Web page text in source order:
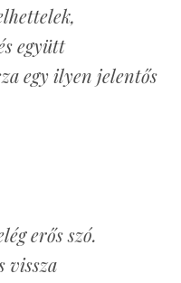
együtt
egy ilyen jelentős
erős szó.
vissza